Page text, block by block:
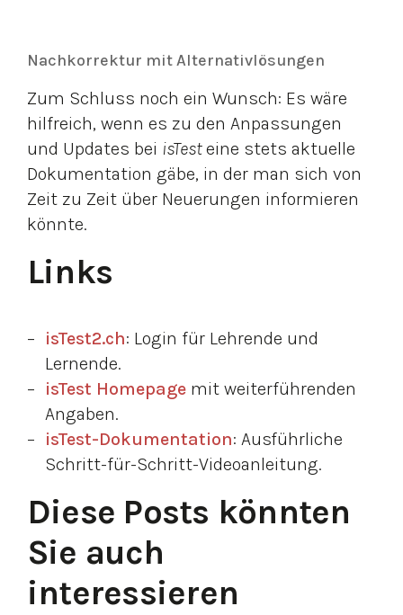
Nachkorrektur mit Alternativlösungen
Zum Schluss noch ein Wunsch: Es wäre
hilfreich, wenn es zu den Anpassungen
und Updates bei isTesteine stets aktuelle
Dokumentation gäbe, in der man sich von
Zeit zu Zeit über Neuerungen informieren
könnte.
Links
isTest2.ch: Login für Lehrende und
Lernende.
isTest Homepage mit weiterführenden
Angaben.
isTest-Dokumentation: Ausführliche
Schritt-für-Schritt-Videoanleitung.
Diese Posts könnten
Sie auch
interessieren